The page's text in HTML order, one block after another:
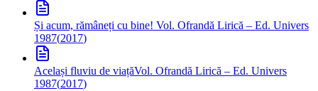
Și acum, rămâneți cu bine! Vol. Ofrandă Lirică – Ed. Univers
1987(2017)
Același fluviu de viațăVol. Ofrandă Lirică – Ed. Univers
1987(2017)